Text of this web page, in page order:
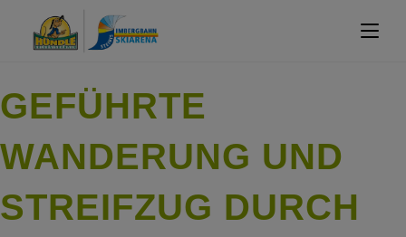
GEFÜHRTE
WANDERUNG UND
STREIFZUG DURCH